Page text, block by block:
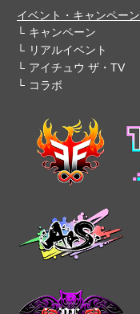
イベント・キャンペーン
キャンペーン
リアルイベント
アイチュウ ザ・TV
コラボ